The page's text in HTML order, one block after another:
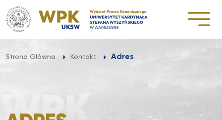
Przejdź
do
treści
Strona Główna Kontakt Adres